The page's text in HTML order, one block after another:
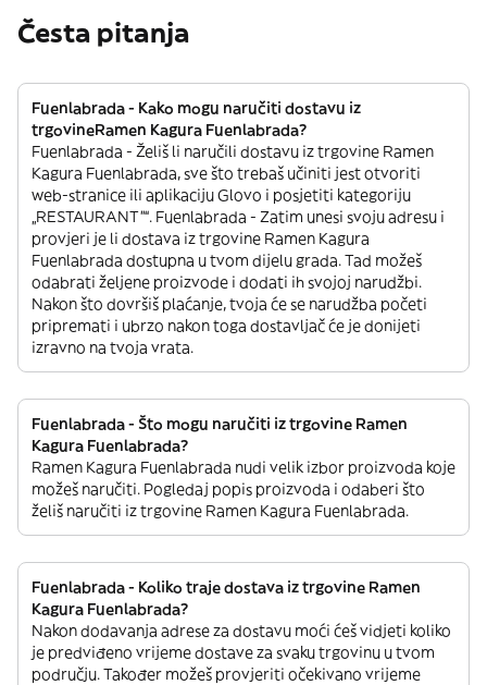
Česta pitanja
Fuenlabrada - Kako mogu naručiti dostavu iz
trgovineRamen Kagura Fuenlabrada?
Fuenlabrada - Želiš li naručili dostavu iz trgovine Ramen
Kagura Fuenlabrada, sve što trebaš učiniti jest otvoriti
web-stranice ili aplikaciju Glovo i posjetiti kategoriju
„RESTAURANT”“. Fuenlabrada - Zatim unesi svoju adresu i
provjeri je li dostava iz trgovine Ramen Kagura
Fuenlabrada dostupna u tvom dijelu grada. Tad možeš
odabrati željene proizvode i dodati ih svojoj narudžbi.
Nakon što dovršiš plaćanje, tvoja će se narudžba početi
pripremati i ubrzo nakon toga dostavljač će je donijeti
izravno na tvoja vrata.
Fuenlabrada - Što mogu naručiti iz trgovine Ramen
Kagura Fuenlabrada?
Ramen Kagura Fuenlabrada nudi velik izbor proizvoda koje
možeš naručiti. Pogledaj popis proizvoda i odaberi što
želiš naručiti iz trgovine Ramen Kagura Fuenlabrada.
Fuenlabrada - Koliko traje dostava iz trgovine Ramen
Kagura Fuenlabrada?
Nakon dodavanja adrese za dostavu moći ćeš vidjeti koliko
je predviđeno vrijeme dostave za svaku trgovinu u tvom
području. Također možeš provjeriti očekivano vrijeme